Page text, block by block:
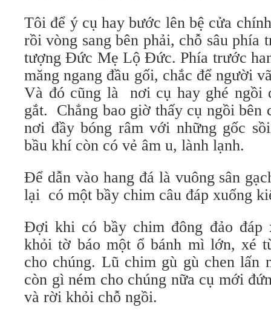
Tôi để ý cụ hay bước lên bệ cửa
rồi vòng sang bên phải, chỗ sâu phía
tượng Đức Mẹ Lộ Đức. Phía trước
măng ngang đầu gối, chắc để người
Và đó cũng là nơi cụ hay ghé ngồi
gắt. Chẳng bao giờ thấy cụ ngồi bên
nơi đầy bóng râm với những gốc
bầu khí còn có vẻ âm u, lành lạnh.
Để dẫn vào hang đá là vuông sân
lại có một bầy chim câu đáp xuống
Đợi khi có bầy chim đông đảo đáp
khỏi tờ báo một ổ bánh mì lớn, xé
cho chúng. Lũ chim gù gù chen lấn
còn gì ném cho chúng nữa cụ mới
và rời khỏi chỗ ngồi.